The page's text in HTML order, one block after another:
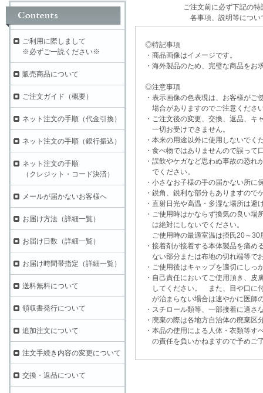
ご注文前に必ず下記の
各事項、説明等につい
◎特記事項
・商品画像はイメージです。
・海外製品のため、完璧な商品をお
◎注意事項
・表示画像の色表現は、お客様がご
場合がありますのでご注意くださ
・ご注文後の変更、交換、返品、キ
一切お受けできません。
・本来の用途以外に使用しないでく
・食べ物ではありませんので誤って
・誤飲やケガなど思わぬ事故の恐れ
でください。
・小さなお子様の手の届かない所に
・鋭角、鋭利な部分もありますので
・直射日光や高温・多湿な場所は避
・ご使用時はかならず換気の良い場
は絶対にしないでください。
ご使用時の最適室温は摂氏20～30
・接着剤が接着する本体製品を痛め
ない部分または布地の切れ端等で
・ご使用後はキャップを適切にしっ
・自己責任においてご使用頂き、皮
してください。 また、目や口に付
が治まらない場合は速やかに医師
・スチロール類等、一部接着に適さ
・廃棄の際は各地方自治体の廃棄区
・本品の使用による人体・衣類等す
の責任を負いかねますので予めご
ご利用に際しまして
※必ずご一読ください※
販売商品について
ご注文ガイド（概要）
ネット注文の手順（代金引換）
ネット注文の手順（銀行振込）
ネット注文の手順
（クレジット・コード決済）
メールが届かないお客様へ
お届け方法（詳細一覧）
お届け日数（詳細一覧）
お届け時間帯指定（詳細一覧）
送料無料について
領収書発行について
追加注文について
注文手続き内容の変更について
交換・返品について